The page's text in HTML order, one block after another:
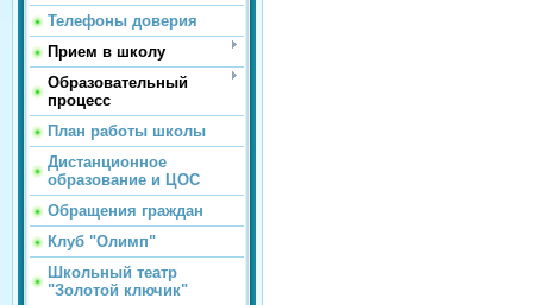
Телефоны доверия
Прием в школу
Образовательный
процесс
План работы школы
Дистанционное
образование и ЦОС
Обращения граждан
Клуб "Олимп"
Школьный театр
"Золотой ключик"